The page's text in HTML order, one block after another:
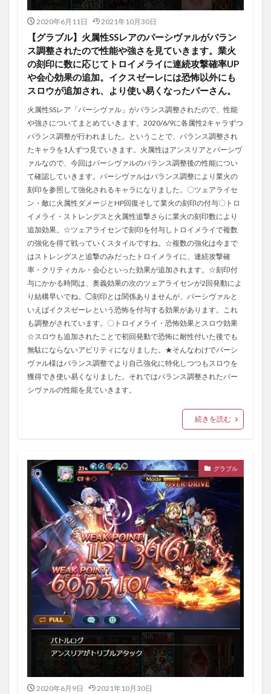
2020年6月11日 2021年10月30日
【グラブル】火属性SSレアのパーシヴァルがバラン
ス調整されたので性能や強さを見ていきます。業火
の刻印に数に応じてトロイメライに連続攻撃確率UP
や会心効果の追加。イクスゼーレには恐怖以外にも
スロウが追加され、より使い易くなったパーさん。
火属性SSレア「パーシヴァル」がバランス調整されたので、性能
や強さについてまとめていきます。2020/6/9に各属性2キャラずつ
バランス調整が行われました。ということで、バランス調整され
たキャラを1人ずつ見ていきます。火属性はアンスリアとパーシヴ
ァルなので、今回はパーシヴァルのバランス調整後の性能につい
て確認していきます。パーシヴァルはバランス調整により業火の
刻印を参照して強化されるキャラになりました。〇ツェアライセ
ン・敵に火属性ダメージとHP回復そして業火の刻印の付与〇トロ
イメライ・ストレングスと火属性追撃さらに業火の刻印数により
追加効果。☆ツェアライセンで刻印を付与しトロイメライで複数
の強化を得て戦っていくスタイルですね。☆複数の強化は今まで
はストレングスと追撃のみだったトロイメライに、連続攻撃確
率・クリティカル・会心といった効果が追加されます。☆刻印付
与にかかる時間は、奥義効果の次のツェアライセンが2回発動によ
り結構早いでね。◯刻印とは関係ありませんが、パーシヴァルと
いえばイクスゼーレという恐怖を付与する効果があります。これ
も調整がされています。〇トロイメライ・恐怖効果とスロウ効果
☆スロウも追加されたことで初回発動で恐怖に耐性付いた後でも
無駄にならないアビリティになりました。★そんなわけでパーシ
ヴァル様はバランス調整でより自己強化に特化しつつもスロウを
獲得でき使い易くなりました。それではバランス調整されたパー
シヴァルの性能を見ていきます。
続きを読む
グラブル
2020年6月9日 2021年10月30日